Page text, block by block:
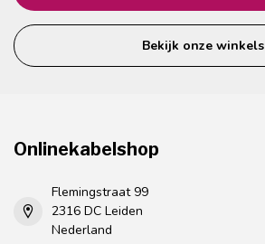
Bekijk onze winkels
Onlinekabelshop
Flemingstraat 99
2316 DC Leiden
Nederland